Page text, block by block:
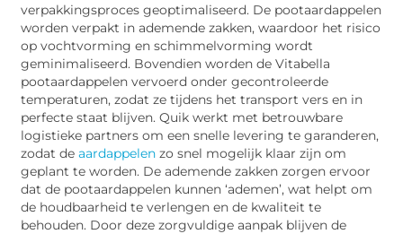
verpakkingsproces geoptimaliseerd. De pootaardappelen
worden verpakt in ademende zakken, waardoor het risico
op vochtvorming en schimmelvorming wordt
geminimaliseerd. Bovendien worden de Vitabella
pootaardappelen vervoerd onder gecontroleerde
temperaturen, zodat ze tijdens het transport vers en in
perfecte staat blijven. Quik werkt met betrouwbare
logistieke partners om een snelle levering te garanderen,
zodat deaardappelen zo snel mogelijk klaar zijn om
geplant te worden. De ademende zakken zorgen ervoor
dat de pootaardappelen kunnen ‘ademen’, wat helpt om
de houdbaarheid te verlengen en de kwaliteit te
behouden. Door deze zorgvuldige aanpak blijven de